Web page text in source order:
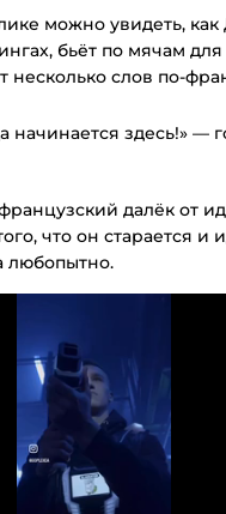
можно увидеть,
бьёт по мячам
несколько слов по-
начинается здесь!» —
далёк от
что он старается и
любопытно.